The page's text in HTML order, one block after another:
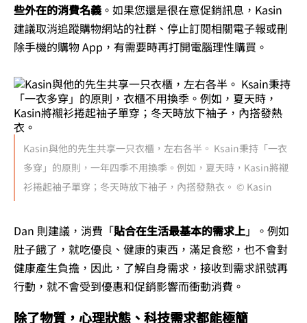
些外在的消費名義 。如果您還是很在意促銷訊息，Kasin
建議取消追蹤購物網站的社群、停止訂閱相關電子報或刪
除手機的購物 App，有需要時再打開電腦理性購買。
Kasin與他的先生共享一只衣櫃，左右各半。 Ksain秉持「一衣
多穿」的原則，一年四季不用換季。例如，夏天時，Kasin將襯
衫捲起袖子單穿；冬天時放下袖子，內搭發熱衣。 © Kasin
Dan 則建議，消費「貼合在生活最基本的需求上」。例如
肚子餓了，就吃優良、健康的東西，滿足食慾，也不會對
健康產生負擔，因此，了解自身需求，接收到需求訊號再
行動，就不會受到優惠和促銷影響而衝動消費。
除了物質，心理狀態、科技需求都能極簡